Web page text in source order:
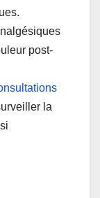
post-
la